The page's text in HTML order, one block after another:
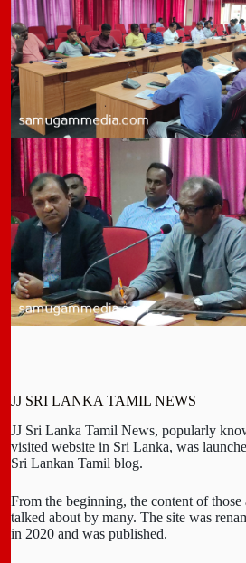
JJ SRI LANKA TAMIL NEWS
JJ Sri Lanka Tamil News, popularly
visited website in Sri Lanka, was
Sri Lankan Tamil blog.
From the beginning, the content of those
talked about by many. The site was
in 2020 and was published.